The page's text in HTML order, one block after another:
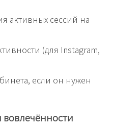
активных сессий на
(для Instagram,
если он нужен